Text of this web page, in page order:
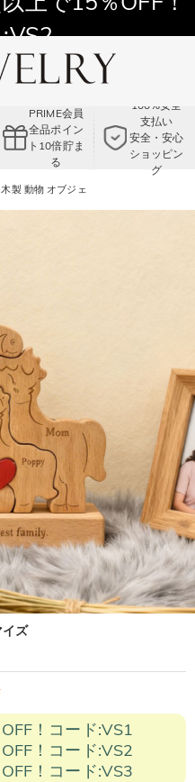
配送無料！
上で15％OFF！
PRIME会員
全品ポイン
ト10倍貯ま
る
100%安全
支払い
安全・安心
ショッピン
グ
木製 動物 オブジェ
ズ
！コード:VS1
！コード:VS2
！コード:VS3